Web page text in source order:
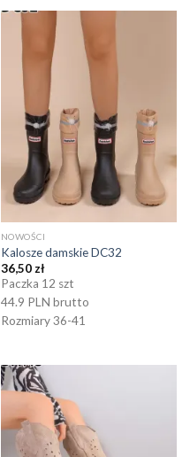
NOWOŚCI
Kalosze damskie DC32
36,50 zł
Paczka 12 szt
44.9 PLN brutto
Rozmiary 36-41